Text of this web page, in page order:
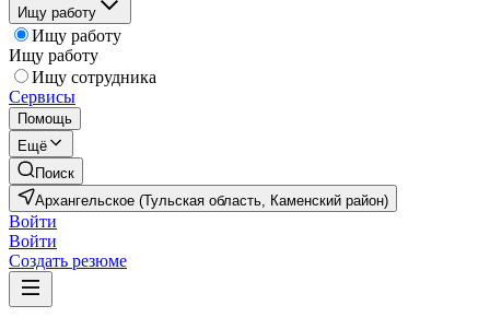
Ищу работу
Ищу работу
Ищу работу
Ищу сотрудника
Сервисы
Помощь
Ещё
Поиск
Архангельское (Тульская область, Каменский район)
Войти
Войти
Создать резюме